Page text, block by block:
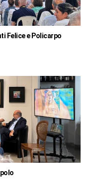
Felice e Policarpo